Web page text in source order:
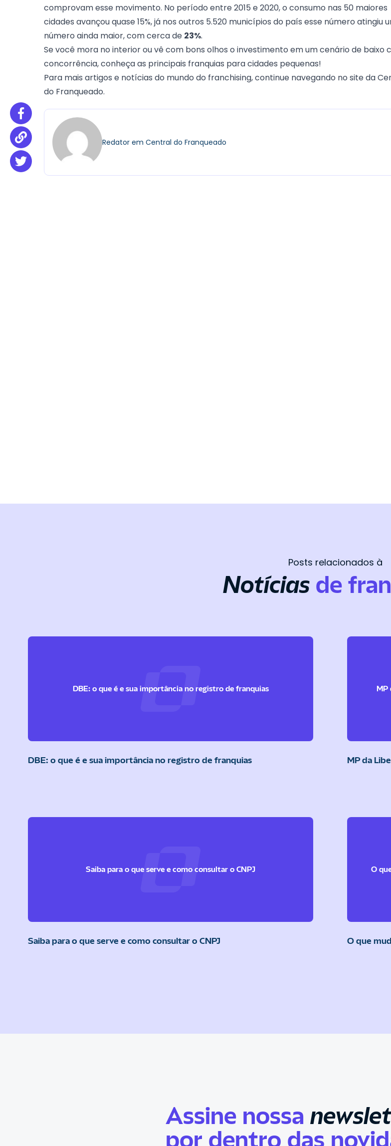
comprovam esse movimento. No período entre 2015 e 2020, o consumo nas 50 maiores
cidades avançou quase 15%, já nos outros 5.520 municípios do país esse número atingiu
número ainda maior, com cerca de 23%.
Se você mora no interior ou vê com bons olhos o investimento em um cenário de baixo
concorrência, conheça as principais franquias para cidades pequenas!
Para mais artigos e notícias do mundo do franchising, continue navegando no site da
do Franqueado.
Redator em Central do Franqueado
Posts relacionados à
Notíciasde
DBE: o que é e sua importância no registro de franquias
DBE: o que é e sua importância no registro de franquias
MP
MP da
Saiba para o que serve e como consultar o CNPJ
Saiba para o que serve e como consultar o CNPJ
O
O que
Assine nossa
por dentro das